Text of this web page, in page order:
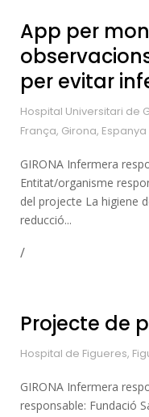
App per
per evitar
Hospital Universitari de
França, Girona, Espanya
GIRONA Infermera
Entitat/organisme
del projecte La higiene
reducció...
Projecte de
Hospital de Figueres,
GIRONA Infermera
responsable: Fundació